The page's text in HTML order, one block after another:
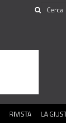
RIVISTA LA